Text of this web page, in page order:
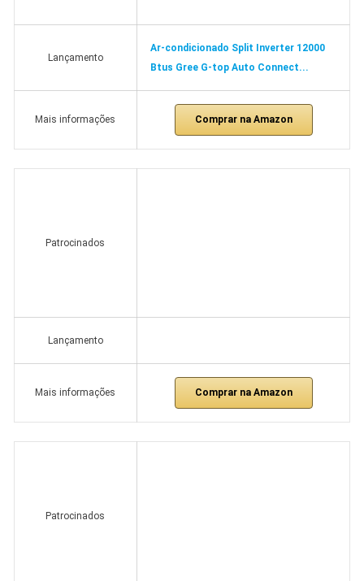
Lançamento
Ar-condicionado Split Inverter 12000
Btus Gree G-top Auto Connect...
Mais informações Comprar na Amazon
Patrocinados
Lançamento
Mais informações Comprar na Amazon
Patrocinados